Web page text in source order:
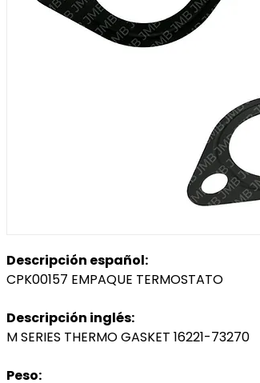
Descripción español:
CPK00157 EMPAQUE TERMOSTATO
Descripción inglés:
M SERIES THERMO GASKET 16221-73270
Peso: